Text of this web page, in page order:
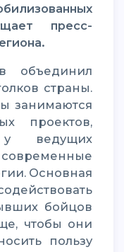
пресс-
страны.
занимаются
проектов,
ведущих
Основная
бойцов
чтобы они
пользу